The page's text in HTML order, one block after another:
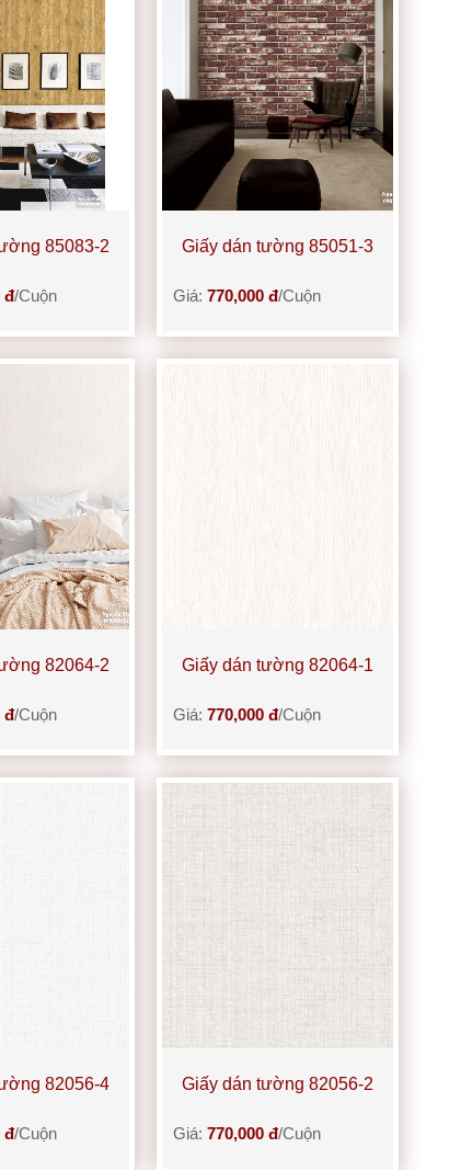
85083-2
đ/Cuộn
Giấy dán tường 85051-3
Giá: 770,000 đ/Cuộn
82064-2
đ/Cuộn
Giấy dán tường 82064-1
Giá: 770,000 đ/Cuộn
82056-4
đ/Cuộn
Giấy dán tường 82056-2
Giá: 770,000 đ/Cuộn